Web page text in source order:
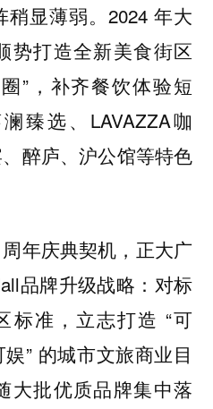
显薄弱。2024 年大
势打造全新美食街区
”，补齐餐饮体验短
臻选、LAVAZZA咖
醉庐、沪公馆等特色
年庆典契机，正大广
品牌升级战略：对标
标准，立志打造 “可
” 的城市文旅商业目
大批优质品牌集中落